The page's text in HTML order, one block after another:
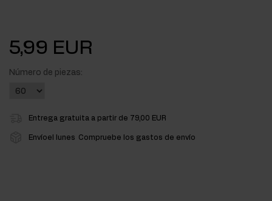
5,99 EUR
Número de piezas:
Entrega gratuita a partir de 79,00 EUR
Envíoel lunes Compruebe los gastos de envío